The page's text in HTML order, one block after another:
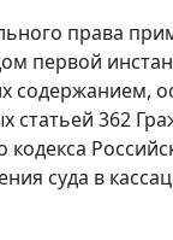
права
первой
содержанием,
статьей 362
кодекса
суда в